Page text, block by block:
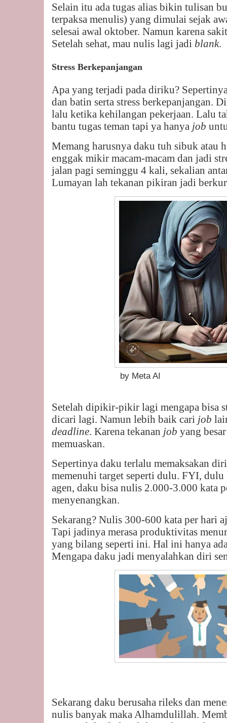
Selain itu ada tugas alias bikin tulisan
terpaksa menulis) yang dimulai sejak
selesai awal oktober. Namun karena
Setelah sehat, mau nulis lagi jadi blank.
Stress Berkepanjangan
Apa yang terjadi pada diriku?
dan batin serta stress berkepanjangan.
lalu ketika kehilangan pekerjaan. Lalu
bantu tugas teman tapi ya hanya job
Memang harusnya daku tuh sibuk atau
enggak mikir macam-macam dan jadi
jalan pagi seminggu 4 kali, sekalian
Lumayan lah tekanan pikiran jadi
by Meta AI
Setelah dipikir-pikir lagi mengapa bisa
dicari lagi. Namun lebih baik cari job
deadline. Karena tekanan job yang
memuaskan.
Sepertinya daku terlalu memaksakan
memenuhi target seperti dulu. FYI,
agen, daku bisa nulis 2.000-3.000 kata
menyenangkan.
Sekarang? Nulis 300-600 kata per hari
Tapi jadinya merasa produktivitas
yang bilang seperti ini. Hal ini hanya
Mengapa daku jadi menyalahkan diri
Sekarang daku berusaha rileks dan
nulis banyak maka Alhamdulillah.